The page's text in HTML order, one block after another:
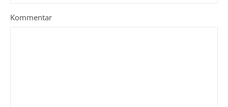
Kommentar